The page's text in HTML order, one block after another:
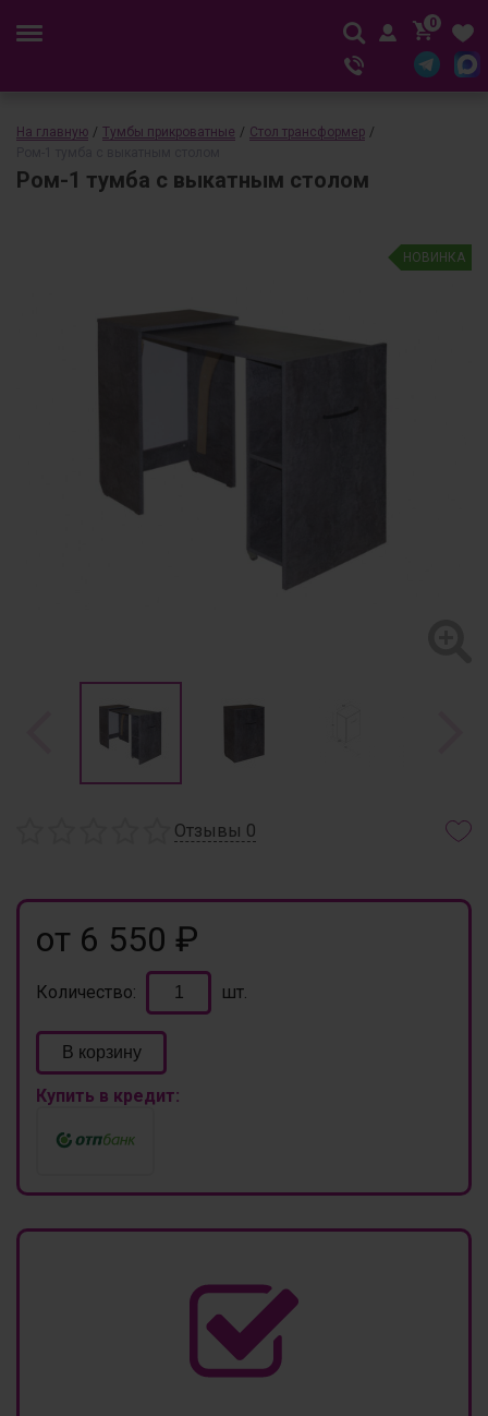
0
На главную / Тумбы прикроватные / Стол трансформер /
Ром-1 тумба с выкатным столом
НОВИНКА
Отзывы 0
от 6 550 ₽
Количество: шт.
В корзину
Купить в кредит: